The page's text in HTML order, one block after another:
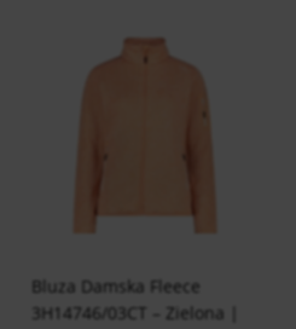
Bluza Damska Fleece
3H14746/03CT – Zielona |